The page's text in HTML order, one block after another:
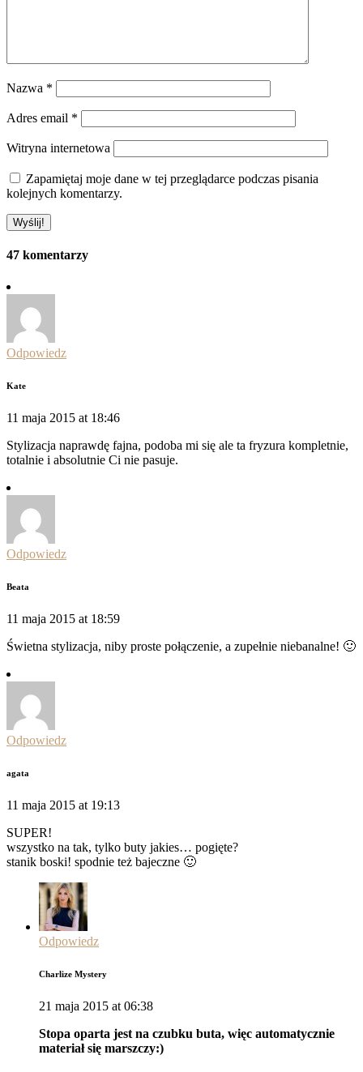
Nazwa *
Adres email *
Witryna internetowa
Zapamiętaj moje dane w tej przeglądarce podczas pisania
kolejnych komentarzy.
47 komentarzy
Odpowiedz
Kate
11 maja 2015 at 18:46
Stylizacja naprawdę fajna, podoba mi się ale ta fryzura kompletnie,
totalnie i absolutnie Ci nie pasuje.
Odpowiedz
Beata
11 maja 2015 at 18:59
Świetna stylizacja, niby proste połączenie, a zupełnie niebanalne! 🙂
Odpowiedz
agata
11 maja 2015 at 19:13
SUPER!
wszystko na tak, tylko buty jakies… pogięte?
stanik boski! spodnie też bajeczne 🙂
Odpowiedz
Charlize Mystery
21 maja 2015 at 06:38
Stopa oparta jest na czubku buta, więc automatycznie
materiał się marszczy:)